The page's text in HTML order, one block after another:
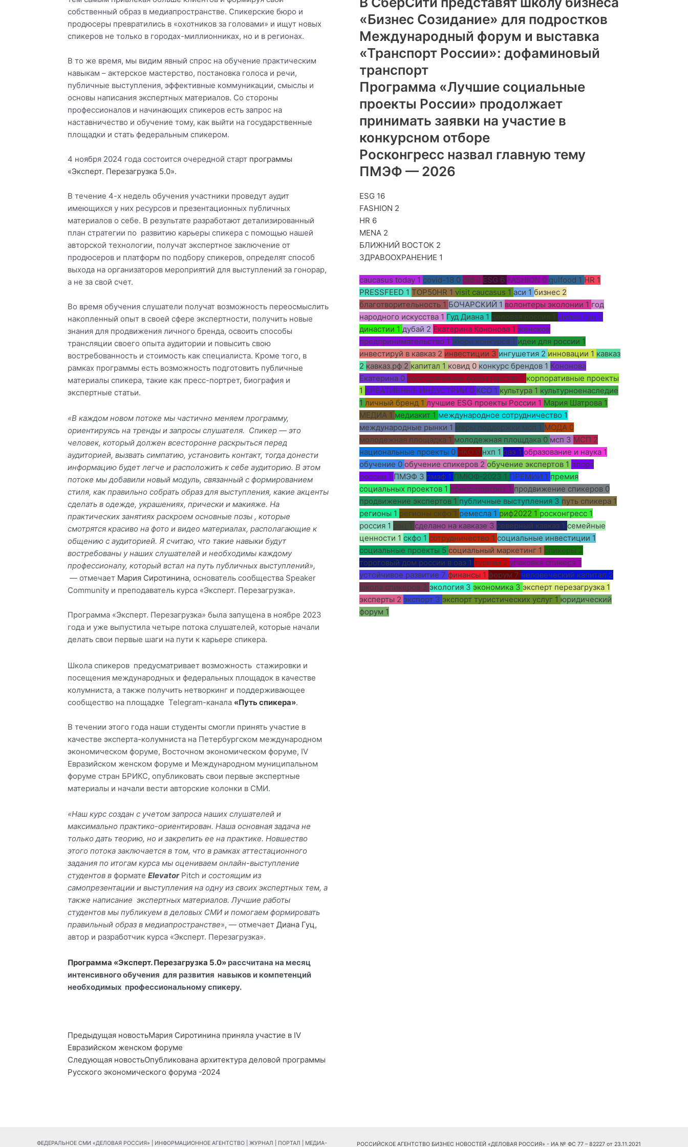
n
v
k
n
o
d
n
k
l
a
s
s
n
i
i
n
t
e
l
g
r
a
m
n
w
h
a
s
a
p
p
собственный образ в медиапространстве. Спикерские бюро и
продюсеры превратились в «охотников за головами» и ищут новых
спикеров не только в городах-миллионниках, но и в регионах.
В то же время, мы видим явный спрос на обучение практическим
навыкам – актерское мастерство, постановка голоса и речи,
публичные выступления, эффективные коммуникации, смыслы и
основы написания экспертных материалов. Со стороны
профессионалов и начинающих спикеров есть запрос на
наставничество и обучение тому, как выйти на государственные
площадки и стать федеральным спикером.
4 ноября 2024 года состоится очередной старт программы
«Эксперт. Перезагрузка 5.0».
В течение 4-х недель обучения участники проведут аудит
имеющихся у них ресурсов и презентационных публичных
материалов о себе. В результате разработают детализированный
план стратегии по развитию карьеры спикера с помощью нашей
авторской технологии, получат экспертное заключение от
продюсеров и платформ по подбору спикеров, определят способ
выхода на организаторов мероприятий для выступлений за гонорар,
а не за свой счет.
Во время обучения слушатели получат возможность переосмыслить
накопленный опыт в своей сфере экспертности, получить новые
знания для продвижения личного бренда, освоить способы
трансляции своего опыта аудитории и повысить свою
востребованность и стоимость как специалиста. Кроме того, в
рамках программы есть возможность подготовить публичные
материалы спикера, такие как пресс-портрет, биография и
экспертные статьи.
«В каждом новом потоке мы частично меняем программу,
ориентируясь на тренды и запросы слушателя. Спикер — это
человек, который должен всесторонне раскрыться перед
аудиторией, вызвать симпатию, установить контакт, тогда донести
информацию будет легче и расположить к себе аудиторию. В этом
потоке мы добавили новый модуль, связанный с формированием
стиля, как правильно собрать образ для выступления, какие акценты
сделать в одежде, украшениях, прически и макияже. На
практических занятиях раскроем основные позы , которые
смотрятся красиво на фото и видео материалах, располагающие к
общению с аудиторией. Я считаю, что такие навыки будут
востребованы у наших слушателей и необходимы каждому
профессионалу, который встал на путь публичных выступлений»,
— отмечает Мария Сиротинина, основатель сообщества Speaker
Community и преподаватель курса «Эксперт. Перезагрузка».
Программа «Эксперт. Перезагрузка» была запущена в ноябре 2023
года и уже выпустила четыре потока слушателей, которые начали
делать свои первые шаги на пути к карьере спикера.
Школа спикеров предусматривает возможность стажировки и
посещения международных и федеральных площадок в качестве
колумниста, а также получить нетворкинг и поддерживающее
сообщество на площадке Telegram-канала «Путь спикера».
В течении этого года наши студенты смогли принять участие в
качестве эксперта-колумниста на Петербургском международном
экономическом форуме, Восточном экономическом форуме, IV
Евразийском женском форуме и Международном муниципальном
форуме стран БРИКС, опубликовать свои первые экспертные
материалы и начали вести авторские колонки в СМИ.
«Наш курс создан с учетом запроса наших слушателей и
максимально практико-ориентирован. Наша основная задача не
только дать теорию, но и закрепить ее на практике. Новшество
этого потока заключается в том, что в рамках аттестационного
задания по итогам курса мы оцениваем онлайн-выступление
студентов в формате ElevatorPitch и состоящим из
самопрезентации и выступления на одну из своих экспертных тем, а
также написание экспертных материалов. Лучшие работы
студентов мы публикуем в деловых СМИ и помогаем формировать
правильный образ в медиапространстве», — отмечает Диана Гуц,
автор и разработчик курса «Эксперт. Перезагрузка».
Программа «Эксперт. Перезагрузка 5.0» рассчитана на месяц
интенсивного обучения для развития навыков и компетенций
необходимых профессиональному спикеру.
Prev
Предыдущая новостьМария Сиротинина приняла участие в IV
Евразийском женском форуме
Следующая новостьОпубликована архитектура деловой программы
Русского экономического форума -2024
Next
«Бизнес Созидание» для подростков
Международный форум и выставка
«Транспорт России»: дофаминовый
транспорт
Программа «Лучшие социальные
проекты России» продолжает
принимать заявки на участие в
конкурсном отборе
Росконгресс назвал главную тему
ПМЭФ — 2026
ESG 16
FASHION 2
HR 6
MENA 2
БЛИЖНИЙ ВОСТОК 2
ЗДРАВООХРАНЕНИЕ 1
caucasus today 1 covid-18 0 ctd 0 ESG 6 FASHION 0 gulfood 1 HR 1
PRESSFEED 1 TOP50HR 1 visit caucasus 1 аси 1 бизнес 2
благотворительность 1 БОЧАРСКИЙ 1 волонтеры эколонии 1 год
народного искусства 1 Гуд Диана 1 деловая россия 1 Диана Гуц 2
династии 1 дубай 2 Екатерина Кононова 1 женское
предпринимательство 1 жюри конкурса 1 идеи для россии 1
инвестируй в кавказ 2 инвестиции 3 ингушетия 2 инновации 1 кавказ
2 кавказ.рф 2 капитал 1 ковид 0 конкурс брендов 1 Кононова
Екатерина 0 корпоративное волонтерство 1 корпоративные проекты
1 КРЕАТИВНЫЕ ИНДУСТРИИ 0 КСО 1 культура 1 культурноенаследие
1 личный бренд 1 лучшие ESG проекты России 1 Мария Шатрова 1
МЕДИА 1 медиакит 1 международное сотрудничество 1
международные рынки 1 меры поддержки мсп 1 МОДА 0
молодежная площадка 1 молодежная площдака 0 мсп 3 МСП 2
национальные проекты 0 НКО 0 нхп 1 оаэ 1 образование и наука 1
обучение 0 обучение спикеров 2 обучение экспертов 1 опора
россии 1 ПМЭФ 3 пмэф 1 ПМЮФ-2023 1 ПРЕМИИ 1 премия
социальных проектов 1 пресс-портрет 1 продвижение спикеров 0
продвижение экспертов 1 публичные выступления 3 путь спикера 1
регионы 1 регионы скфо 1 ремесла 1 риф2022 1 росконгресс 1
россия 1 сделано на кавказе 3 северный кавказ 1 семейные
ценности 1 скфо 1 сотрудничество 1 социальные инвестиции 1
социальные проекты 5 социальный маркетинг 1 спикеры 2
тороговый дом россии в оаэ 1 туризм 2 упаковка спикера 1
устойчивое развитие 7 финансы 1 форум 7 человеческий капитал 2
школа спикеров 3 экология 3 экономика 3 эксперт перезагрузка 1
эксперты 2 экспорт 3 экспорт туристических услуг 1 юридический
форум 1
ФЕДЕРАЛЬНОЕ СМИ «ДЕЛОВАЯ РОССИЯ» | ИНФОРМАЦИОННОЕ АГЕНТСТВО | ЖУРНАЛ | ПОРТАЛ | МЕДИА- РОССИЙСКОЕ АГЕНТСТВО БИЗНЕС НОВОСТЕЙ «ДЕЛОВАЯ РОССИЯ» - ИА № ФС 77 – 82227 от 23.11.2021